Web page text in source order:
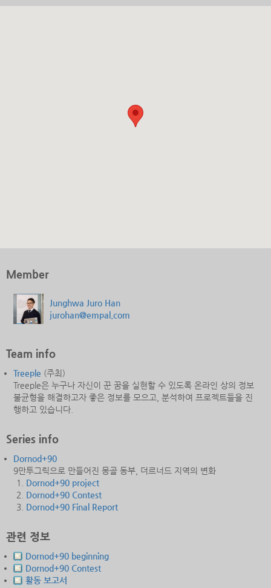
Member
Junghwa Juro Han
jurohan@empal.com
Team info
Treeple (주최)
Treeple은 누구나 자신이 꾼 꿈을 실현할 수 있도록 온라인 상의 정보
불균형을 해결하고자 좋은 정보를 모으고, 분석하여 프로젝트들을 진
행하고 있습니다.
Series info
Dornod+90
9만투그릭으로 만들어진 몽골 동부, 더르너드 지역의 변화
Dornod+90 project
Dornod+90 Contest
Dornod+90 Final Report
관련 정보
Dornod+90 beginning
Dornod+90 Contest
활동 보고서